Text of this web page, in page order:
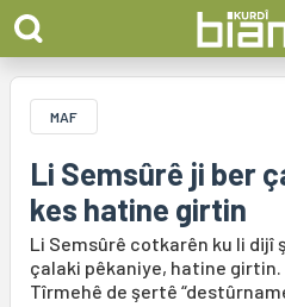
MAF
Li Semsûrê ji ber
kes hatine girtin
Li Semsûrê cotkarên ku li dijî
çalaki pêkaniye, hatine girtin.
Tîrmehê de şertê